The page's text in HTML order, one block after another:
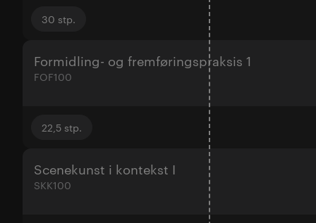
30 stp.
Formidling- og fremføringspraksis 1
FOF100
22,5 stp.
Scenekunst i kontekst I
SKK100